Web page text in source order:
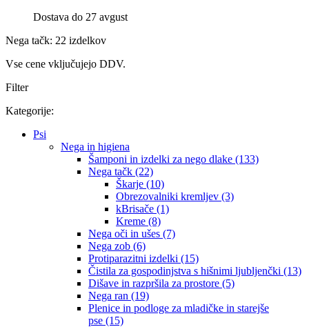
Dostava do 27 avgust
Nega tačk: 22 izdelkov
Vse cene vključujejo DDV.
Filter
Kategorije:
Psi
Nega in higiena
Šamponi in izdelki za nego dlake (133)
Nega tačk (22)
Škarje (10)
Obrezovalniki kremljev (3)
kBrisače (1)
Kreme (8)
Nega oči in ušes (7)
Nega zob (6)
Protiparazitni izdelki (15)
Čistila za gospodinjstva s hišnimi ljubljenčki (13)
Dišave in razpršila za prostore (5)
Nega ran (19)
Plenice in podloge za mladičke in starejše
pse (15)